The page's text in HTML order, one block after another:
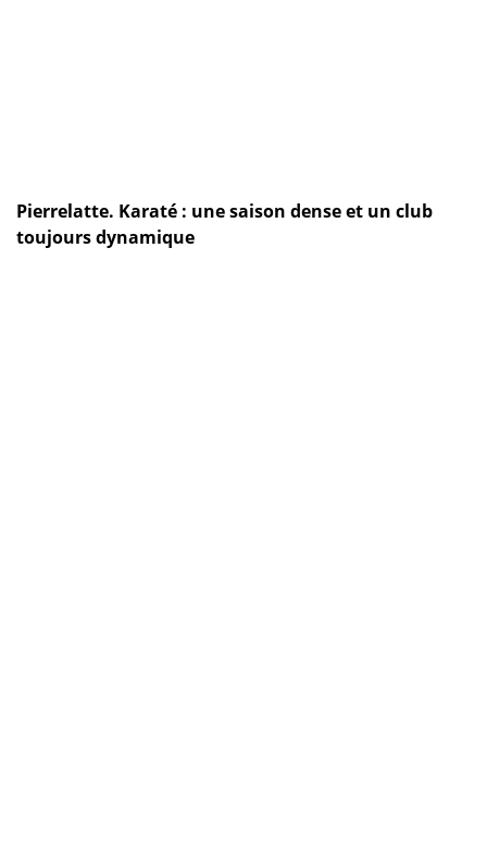
Pierrelatte. Karaté : une saison dense et un club
toujours dynamique